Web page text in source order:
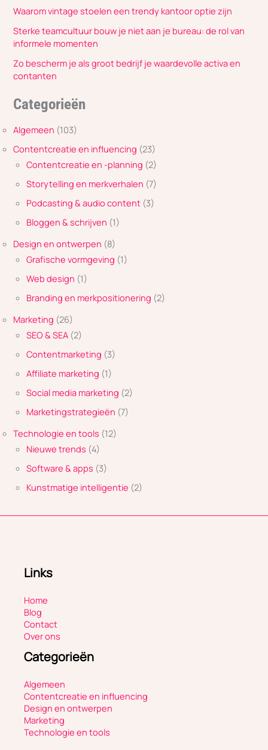
Waarom vintage stoelen een trendy kantoor optie zijn
Sterke teamcultuur bouw je niet aan je bureau: de rol van
informele momenten
Zo bescherm je als groot bedrijf je waardevolle activa en
contanten
Categorieën
Algemeen (103)
Contentcreatie en influencing (23)
Contentcreatie en -planning (2)
Storytelling en merkverhalen (7)
Podcasting & audio content (3)
Bloggen & schrijven (1)
Design en ontwerpen (8)
Grafische vormgeving (1)
Web design (1)
Branding en merkpositionering (2)
Marketing (26)
SEO & SEA (2)
Contentmarketing (3)
Affiliate marketing (1)
Social media marketing (2)
Marketingstrategieën (7)
Technologie en tools (12)
Nieuwe trends (4)
Software & apps (3)
Kunstmatige intelligentie (2)
Links
Home
Blog
Contact
Over ons
Categorieën
Algemeen
Contentcreatie en influencing
Design en ontwerpen
Marketing
Technologie en tools